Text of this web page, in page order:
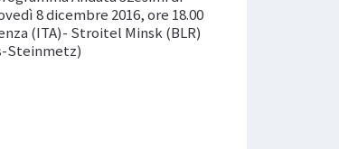
8 dicembre 2016, ore 18.00
(ITA)- Stroitel Minsk (BLR)
Steinmetz)